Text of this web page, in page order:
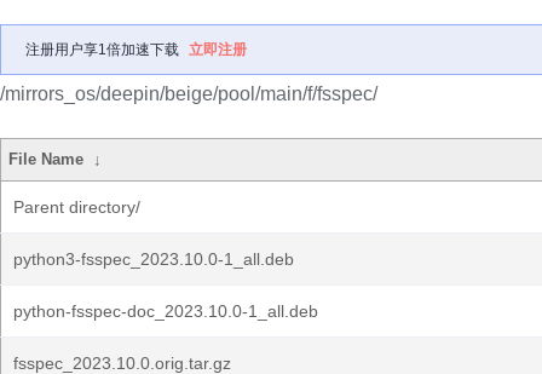
注册用户享1倍加速下载 立即注册
/mirrors_os/deepin/beige/pool/main/f/fsspec/
File Name ↓
Parent directory/
python3-fsspec_2023.10.0-1_all.deb
python-fsspec-doc_2023.10.0-1_all.deb
fsspec_2023.10.0.orig.tar.gz